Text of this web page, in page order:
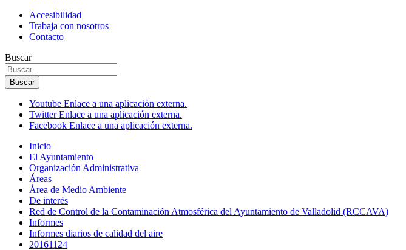
Accesibilidad
Trabaja con nosotros
Contacto
Buscar
Buscar
Youtube Enlace a una aplicación externa.
TwitterEnlace a una aplicación externa.
Facebook Enlace a una aplicación externa.
Inicio
El Ayuntamiento
Organización Administrativa
Áreas
Área de Medio Ambiente
De interés
Red de Control de la Contaminación Atmosférica del Ayuntamiento de Valladolid (RCCAVA)
Informes
Informes diarios de calidad del aire
20161124